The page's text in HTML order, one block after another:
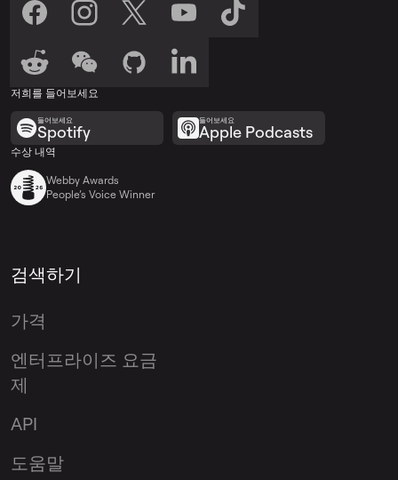
저희를 들어보세요
들어보세요
Spotify
들어보세요
Apple Podcasts
수상 내역
Webby Awards
People’s Voice Winner
검색하기
가격
엔터프라이즈 요금
제
API
도움말